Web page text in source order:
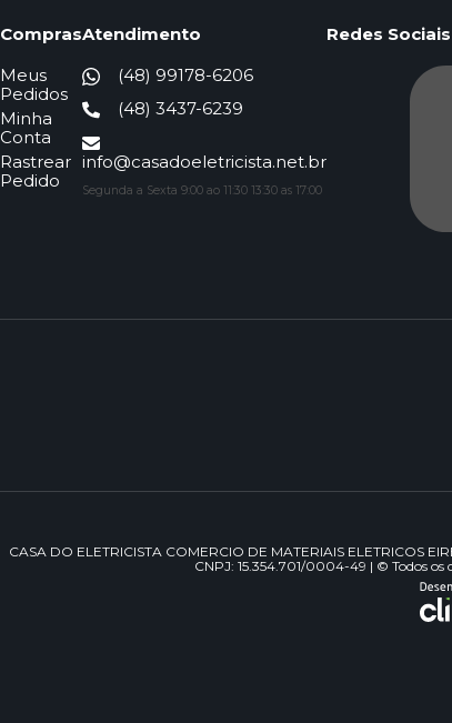
Compras
Meus
Pedidos
Minha
Conta
Rastrear
Pedido
Atendimento
(48) 99178-6206
(48) 3437-6239
info@casadoeletricista.net.br
Segunda a Sexta 9:00 ao 11:30 13:30 as 17:00
Redes Sociais
CASA DO ELETRICISTA COMERCIO DE MATERIAIS ELETRICOS
CNPJ: 15.354.701/0004-49 | © Todos